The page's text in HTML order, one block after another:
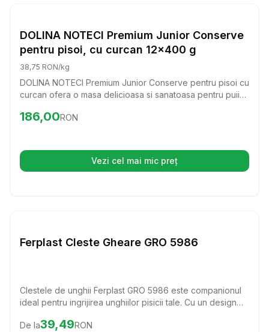
DOLINA NOTECI Premium Junior Conserve
pentru pisoi, cu curcan 12x400 g
38,75 RON/kg
DOLINA NOTECI Premium Junior Conserve pentru pisoi cu
curcan ofera o masa delicioasa si sanatoasa pentru puii
conserva sustine dezvoltarea lor armonioasa si le ofera
Preț: 186.00 RON
186,00RON
Vezi cel mai mic preț(se deschide într-o filă nouă)
Ferplast Cleste Gheare GRO 5986
Clestele de unghii Ferplast GRO 5986 este companionul
ideal pentru ingrijirea unghiilor pisicii tale. Cu un design
taierea unghiilor o activitate usoara si placuta pentru tine
Preț:39.49 RON
De la39,49RON